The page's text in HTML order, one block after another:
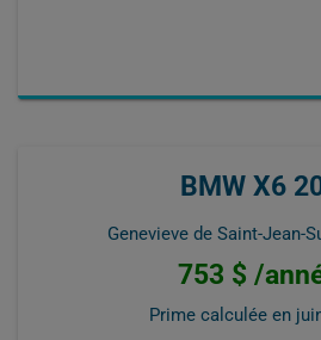
BMW X6
Genevieve de Saint-Jean-
753 $ /
Prime calculée en